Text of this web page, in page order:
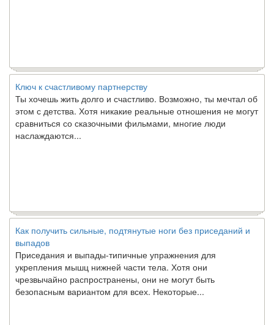
Ключ к счастливому партнерству
Ты хочешь жить долго и счастливо. Возможно, ты мечтал об
этом с детства. Хотя никакие реальные отношения не могут
сравниться со сказочными фильмами, многие люди
наслаждаются...
Как получить сильные, подтянутые ноги без приседаний и
выпадов
Приседания и выпады-типичные упражнения для
укрепления мышц нижней части тела. Хотя они
чрезвычайно распространены, они не могут быть
безопасным вариантом для всех. Некоторые...